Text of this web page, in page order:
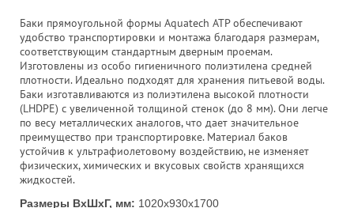
Баки прямоугольной формы Aquatech ATP обеспечивают
удобство транспортировки и монтажа благодаря размерам,
соответствующим стандартным дверным проемам.
Изготовлены из особо гигиеничного полиэтилена средней
плотности. Идеально подходят для хранения питьевой воды.
Баки изготавливаются из полиэтилена высокой плотности
(LHDPE) с увеличенной толщиной стенок (до 8 мм). Они легче
по весу металлических аналогов, что дает значительное
преимущество при транспортировке. Материал баков
устойчив к ультрафиолетовому воздействию, не изменяет
физических, химических и вкусовых свойств хранящихся
жидкостей.
Размеры ВхШхГ, мм: 1020x930x1700